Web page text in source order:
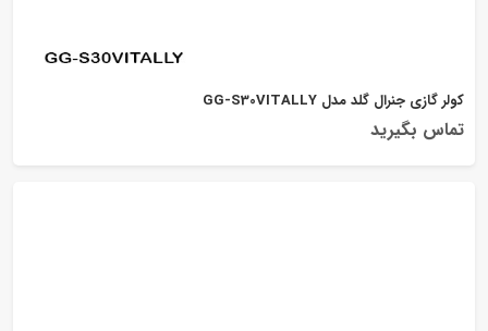
کولر گازی جنرال گلد مدل GG-S30VITALLY
تماس بگیرید